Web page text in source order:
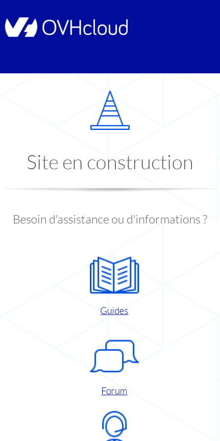
Site en construction
Besoin d'assistance ou d'informations ?
Guides
Forum